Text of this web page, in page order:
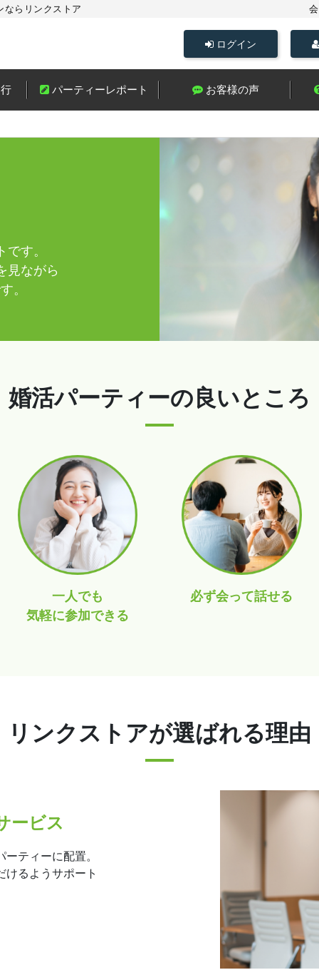
ならリンクストア
ログイン
パーティーレポート お客様の声
す。
見ながら
。
婚活パーティーの良いところ
一人でも
気軽に参加できる
必ず会って話せる
リンクストアが選ばれる理由
ービス
ティーに配置。
けるようサポート